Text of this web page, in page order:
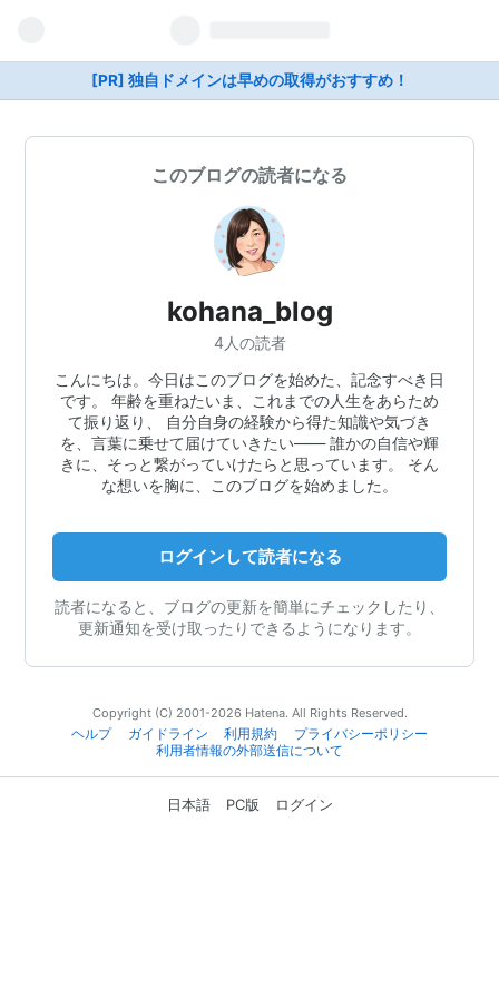
[PR] 独自ドメインは早めの取得がおすすめ！
このブログの読者になる
kohana_blog
4人の読者
こんにちは。今日はこのブログを始めた、記念すべき日
です。 年齢を重ねたいま、これまでの人生をあらため
て振り返り、 自分自身の経験から得た知識や気づき
を、言葉に乗せて届けていきたい—— 誰かの自信や輝
きに、そっと繋がっていけたらと思っています。 そん
な想いを胸に、このブログを始めました。
ログインして読者になる
読者になると、ブログの更新を簡単にチェックしたり、
更新通知を受け取ったりできるようになります。
Copyright (C) 2001-2026 Hatena. All Rights Reserved.
ヘルプ
ガイドライン 利用規約
プライバシーポリシー
利用者情報の外部送信について
日本語 PC版 ログイン